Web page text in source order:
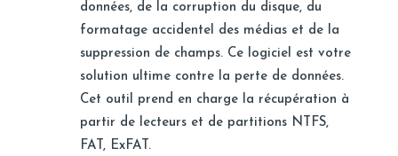
données, de la corruption du disque, du
formatage accidentel des médias et de la
suppression de champs. Ce logiciel est votre
solution ultime contre la perte de données.
Cet outil prend en charge la récupération à
partir de lecteurs et de partitions NTFS,
FAT, ExFAT.